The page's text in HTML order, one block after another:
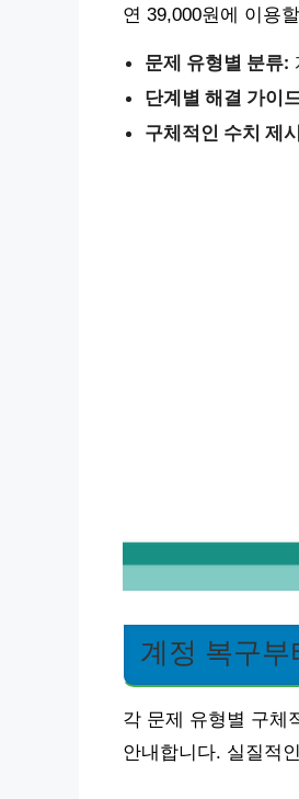
연 39,000원에 이용
문제 유형별 분류:
단계별 해결 가이
구체적인 수치 제
계정 복구부
각 문제 유형별 구체
안내합니다. 실질적